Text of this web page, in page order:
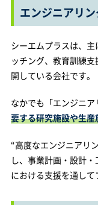
エンジニアリ
シーエムプラスは、
ッチング、教育訓練
開している会社です。
なかでも「エンジニア
要する研究施設や生
“高度なエンジニアリ
し、事業計画・設計
における支援を通して